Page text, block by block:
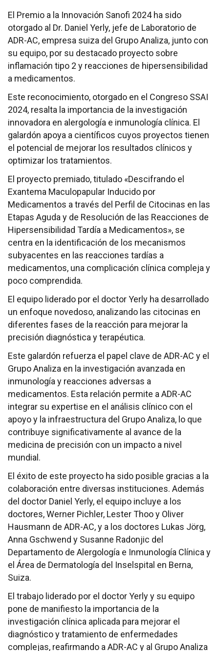
El Premio a la Innovación Sanofi 2024 ha sido
otorgado al Dr. Daniel Yerly, jefe de Laboratorio de
ADR-AC, empresa suiza del Grupo Analiza, junto con
su equipo, por su destacado proyecto sobre
inflamación tipo 2 y reacciones de hipersensibilidad
a medicamentos.
Este reconocimiento, otorgado en el Congreso SSAI
2024, resalta la importancia de la investigación
innovadora en alergología e inmunología clínica. El
galardón apoya a científicos cuyos proyectos tienen
el potencial de mejorar los resultados clínicos y
optimizar los tratamientos.
El proyecto premiado, titulado «Descifrando el
Exantema Maculopapular Inducido por
Medicamentos a través del Perfil de Citocinas en las
Etapas Aguda y de Resolución de las Reacciones de
Hipersensibilidad Tardía a Medicamentos», se
centra en la identificación de los mecanismos
subyacentes en las reacciones tardías a
medicamentos, una complicación clínica compleja y
poco comprendida.
El equipo liderado por el doctor Yerly ha desarrollado
un enfoque novedoso, analizando las citocinas en
diferentes fases de la reacción para mejorar la
precisión diagnóstica y terapéutica.
Este galardón refuerza el papel clave de ADR-AC y el
Grupo Analiza en la investigación avanzada en
inmunología y reacciones adversas a
medicamentos. Esta relación permite a ADR-AC
integrar su expertise en el análisis clínico con el
apoyo y la infraestructura del Grupo Analiza, lo que
contribuye significativamente al avance de la
medicina de precisión con un impacto a nivel
mundial.
El éxito de este proyecto ha sido posible gracias a la
colaboración entre diversas instituciones. Además
del doctor Daniel Yerly, el equipo incluye a los
doctores, Werner Pichler, Lester Thoo y Oliver
Hausmann de ADR-AC, y a los doctores Lukas Jörg,
Anna Gschwend y Susanne Radonjic del
Departamento de Alergología e Inmunología Clínica y
el Área de Dermatología del Inselspital en Berna,
Suiza.
El trabajo liderado por el doctor Yerly y su equipo
pone de manifiesto la importancia de la
investigación clínica aplicada para mejorar el
diagnóstico y tratamiento de enfermedades
complejas, reafirmando a ADR-AC y al Grupo Analiza